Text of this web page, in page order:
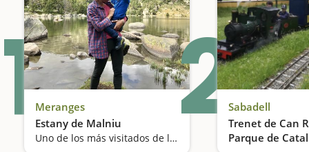
1 Meranges
Estany de Malniu
Uno de los más visitados de la Cerdanya2Sabadell
Trenet de Can
Parque de